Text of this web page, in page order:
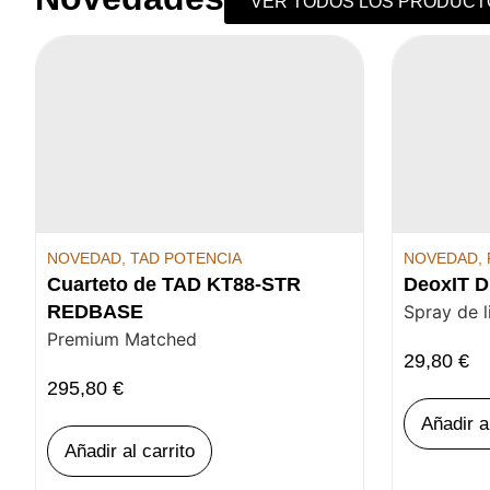
NOVEDAD, TAD POTENCIA
Cuarteto de TAD KT88-STR
REDBASE
Premium Matched
295,80 €
Añadir al carrito
NOVEDAD,
DeoxIT
Spray de
29,80€
Añadir